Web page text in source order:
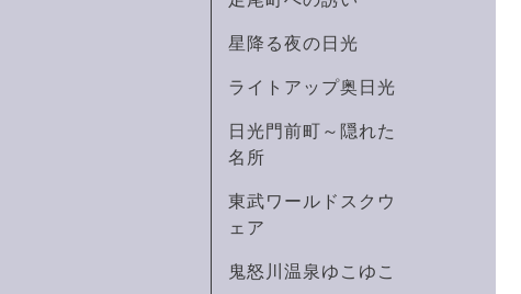
星降る夜の日光
ライトアップ奥日光
日光門前町～隠れた
名所
東武ワールドスクウ
ェア
鬼怒川温泉ゆこゆこ